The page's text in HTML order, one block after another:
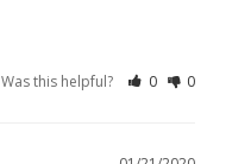
Was this helpful? 0 0